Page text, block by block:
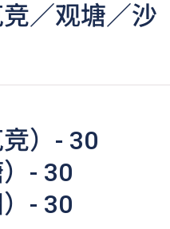
／观塘／沙
）- 30
- 30
- 30